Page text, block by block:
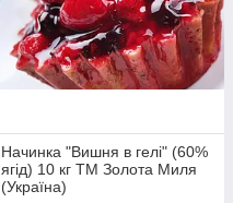
Начинка "Вишня в гелі" (60%
ягід) 10 кг ТМ Золота Миля
(Україна)